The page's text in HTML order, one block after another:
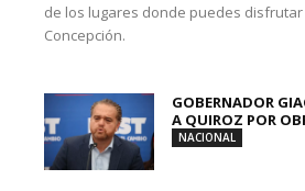
de los lugares donde puedes
Concepción.
GOBERNADOR
A QUIROZ POR
NACIONAL